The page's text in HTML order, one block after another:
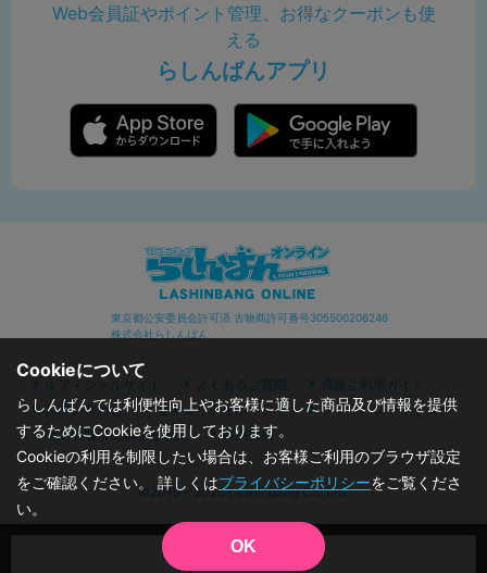
品切状態
Web会員証やポイント管理、お得なクーポンも使
える
らしんばんアプリ
東京都公安委員会許可済 古物商許可番号305500206246
株式会社らしんばん
オフィシャルサイト よくあるご質問
通販ご利用ガイド
お問い合わせ
セキュリティポリシー
プライバシーポリシー
特定商取引に関する表記
利用規約
©2019 - 2026 Lashinbang Co.,Ltd.
Cookieについて
らしんばんでは利便性向上やお客様に適した商品及び情報を提供
するためにCookieを使用しております。
Cookieの利用を制限したい場合は、お客様ご利用のブラウザ設定
をご確認ください。 詳しくはプライバシーポリシーをご覧くださ
い。
OK